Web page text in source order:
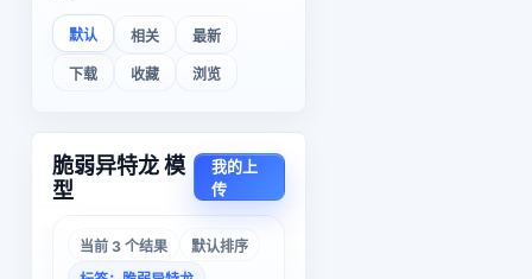
默认 相关 最新
下载 收藏 浏览
脆弱异特龙 模
型
我的上
传
当前 3 个结果
默认排序